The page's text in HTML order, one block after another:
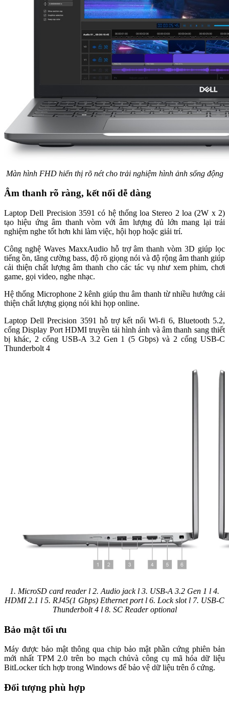
Màn hình FHD hiển thị rõ nét cho trải nghiệm hình ảnh sống động
Âm thanh rõ ràng, kết nối dễ dàng
Laptop Dell Precision 3591 có hệ thống loa Stereo 2 loa (2W x 2)
tạo hiệu ứng âm thanh vòm với âm lượng đủ lớn mang lại trải
nghiệm nghe tốt hơn khi làm việc, hội họp hoặc giải trí.
Công nghệ Waves MaxxAudio hỗ trợ âm thanh vòm 3D giúp lọc
tiếng ồn, tăng cường bass, độ rõ giọng nói và độ rộng âm thanh giúp
cải thiện chất lượng âm thanh cho các tác vụ như xem phim, chơi
game, gọi video, nghe nhạc.
Hệ thống Microphone 2 kênh giúp thu âm thanh từ nhiều hướng cải
thiện chất lượng giọng nói khi họp online.
Laptop Dell Precision 3591 hỗ trợ kết nối Wi-fi 6, Bluetooth 5.2,
cổng Display Port HDMI truyền tải hình ảnh và âm thanh sang thiết
bị khác, 2 cổng USB-A 3.2 Gen 1 (5 Gbps) và 2 cổng USB-C
Thunderbolt 4
1. MicroSD card reader l 2. Audio jack l 3. USB-A 3.2 Gen 1 l 4.
HDMI 2.1 l 5. RJ45(1 Gbps) Ethernet port l 6. Lock slot l 7. USB-C
Thunderbolt 4 l 8. SC Reader optional
Bảo mật tối ưu
Máy được bảo mật thông qua chip bảo mật phần cứng phiên bản
mới nhất TPM 2.0 trên bo mạch chủvà công cụ mã hóa dữ liệu
BitLocker tích hợp trong Windows để bảo vệ dữ liệu trên ổ cứng.
Đối tượng phù hợp